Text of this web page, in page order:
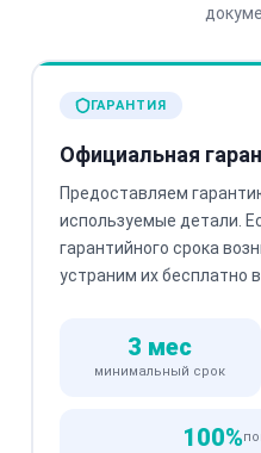
ГАРАНТИЯ
Официальная
Предоставляем
используемые детали.
гарантийного срока
устраним их бесплатно
3 мес
минимальный срок
100%